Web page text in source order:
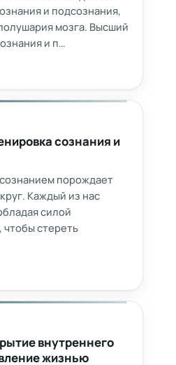
и подсознания,
мозга. Высший
и п…
сознания и
порождает
Каждый из нас
силой
чтобы стереть
внутреннего
жизнью